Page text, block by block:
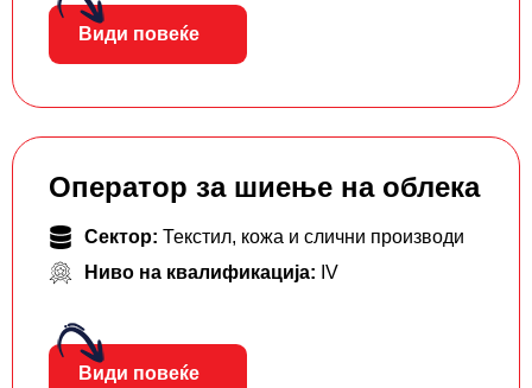
Види повеќе
Оператор за шиење на облека
Сектор: Текстил, кожа и слични производи
Ниво на квалификација: IV
Види повеќе